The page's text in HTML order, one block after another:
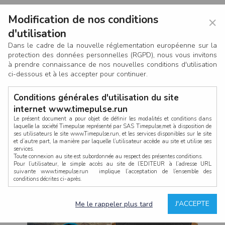
CONNEXION
×
Modification de nos conditions
d'utilisation
Dans le cadre de la nouvelle réglementation européenne sur la
protection des données personnelles (RGPD), nous vous invitons
à prendre connaissance de nos nouvelles conditions d'utilisation
ci-dessous et à les accepter pour continuer.
Conditions générales d'utilisation du site
internet www.timepulse.run
Le présent document a pour objet de définir les modalités et conditions dans
laquelle la société Timepulse représenté par SAS Timepulse,met à disposition de
ses utilisateurs le site www.Timepulse.run, et les services disponibles sur le site
et d’autre part, la manière par laquelle l’utilisateur accède au site et utilise ses
services.
Toute connexion au site est subordonnée au respect des présentes conditions.
Pour l’utilisateur, le simple accès au site de l’EDITEUR à l’adresse URL
suivante www.timepulse.run implique l’acceptation de l’ensemble des
conditions décrites ci-après.
La structure générale du site www.timepulse.run, par quelque procédé que ce
soit, sans l'autorisation préalable et par écrit de Fourcherot Mickael et/ou de ses
J'ACCEPTE
Me le rappeler plus tard